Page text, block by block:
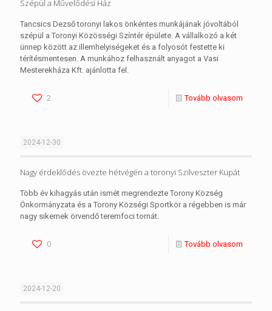
Szépül a Művelődési Ház
Tancsics Dezső toronyi lakos önkéntes munkájának jóvoltából
szépül a Toronyi Közösségi Színtér épülete. A vállalkozó a két
ünnep között az illemhelyiségeket és a folyosót festette ki
térítésmentesen. A munkához felhasznált anyagot a Vasi
Mesterekháza Kft. ajánlotta fel.
2 Tovább olvasom
2024-12-30
Nagy érdeklődés övezte hétvégén a toronyi Szilveszter Kupát
Több év kihagyás után ismét megrendezte Torony Község
Önkormányzata és a Torony Községi Sportkör a régebben is már
nagy sikernek örvendő teremfoci tornát.
0 Tovább olvasom
2024-12-20